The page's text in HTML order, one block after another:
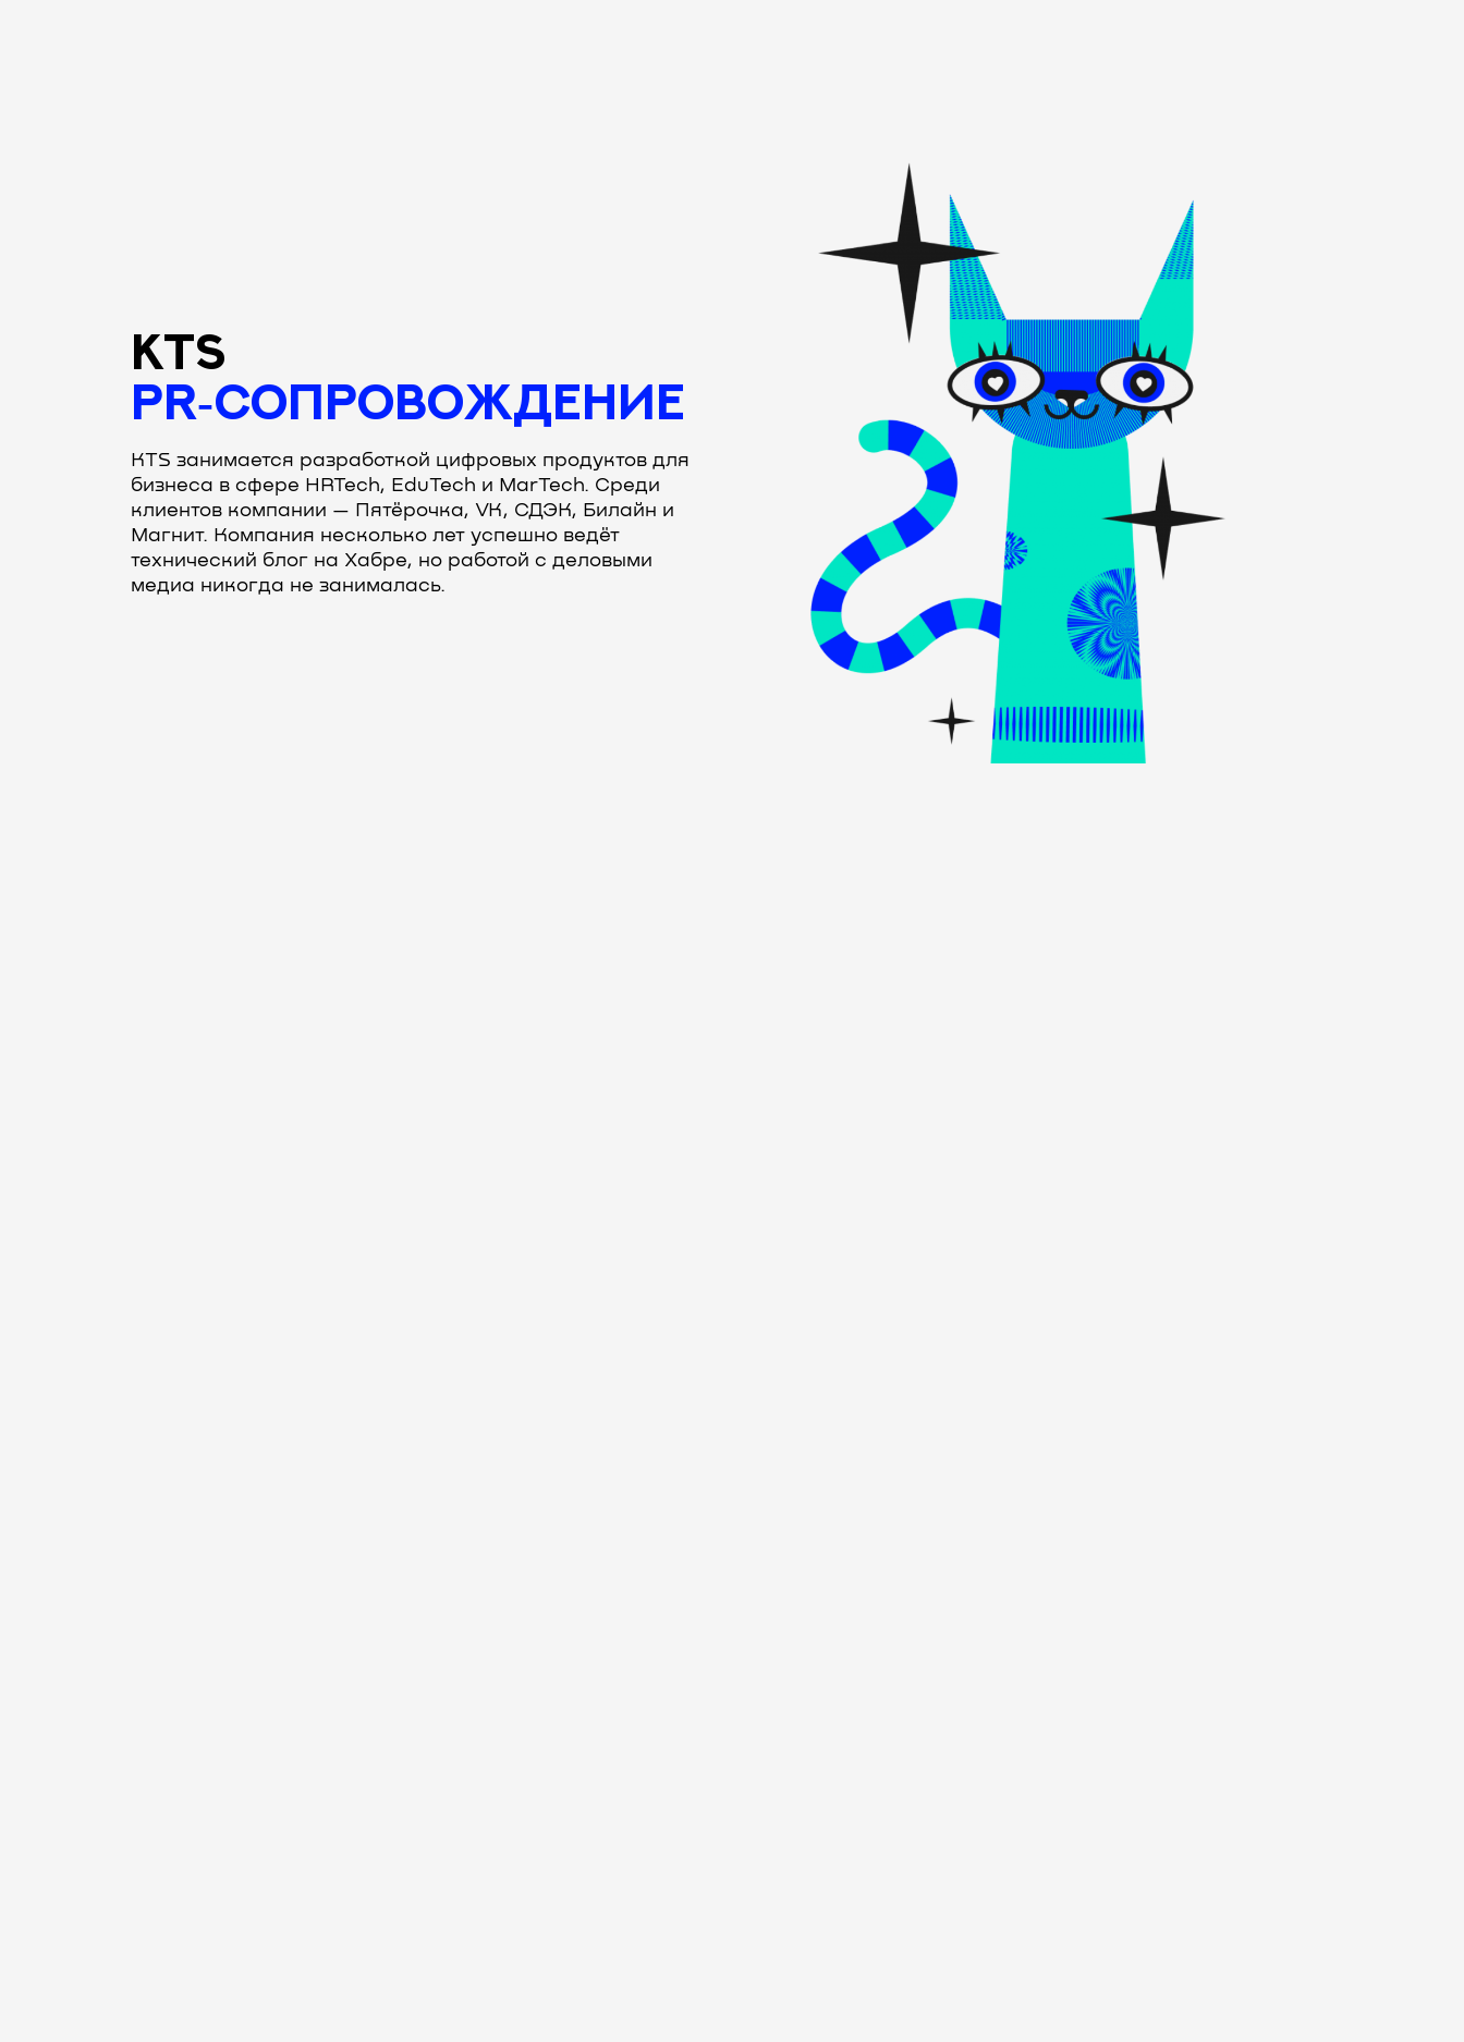
KTS
PR‑СОПРОВОЖДЕНИЕ
KTS занимается разработкой цифровых продуктов для
бизнеса в сфере HRTech, EduTech и MarTech. Среди
клиентов компании — Пятёрочка, VK, СДЭК, Билайн и
Магнит. Компания несколько лет успешно ведёт
технический блог на Хабре, но работой с деловыми
медиа никогда не занималась.